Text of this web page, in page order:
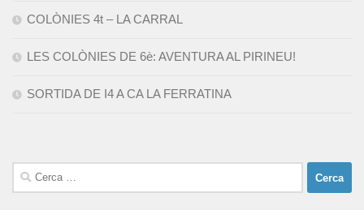
COLÒNIES 4t – LA CARRAL
LES COLÒNIES DE 6è: AVENTURA AL PIRINEU!
SORTIDA DE I4 A CA LA FERRATINA
Cerca: